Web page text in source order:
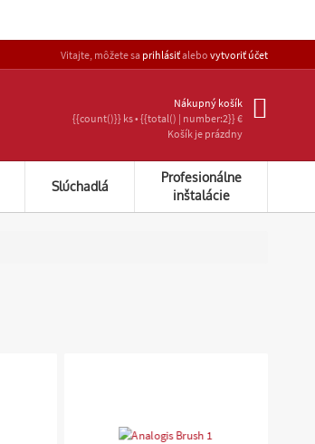
Vitajte, môžete sa prihlásiťalebo vytvoriť účet
Nákupný košík
{{count()}} ks • {{total() | number:2}} €
Košík je prázdny
Slúchadlá
Profesionálne
inštalácie